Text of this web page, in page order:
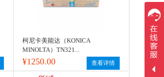
柯尼卡美能达（KONICA
MINOLTA）TN321...
¥1250.00 查看详情